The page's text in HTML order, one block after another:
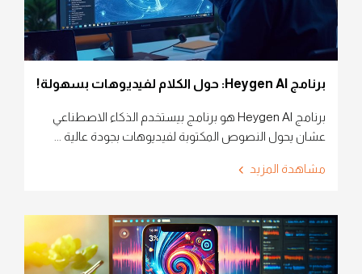
برنامج Heygen AI: حول الكلام لفيديوهات بسهولة!
برنامج Heygen AI هو برنامج بيستخدم الذكاء الاصطناعي
عشان يحول النصوص المكتوبة لفيديوهات بجودة عالية ...
مشاهدة المزيد